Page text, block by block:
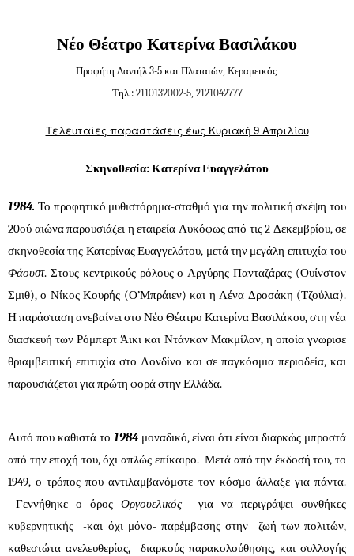
Νέο Θέατρο Κατερίνα Βασιλάκου
Προφήτη Δανιήλ 3-5 και Πλαταιών, Κεραμεικός
Τηλ.: 2110132002-5, 2121042777
Τελευταίες παραστάσεις έως Κυριακή 9 Απριλίου
Σκηνοθεσία: Κατερίνα Ευαγγελάτου
1984. Το προφητικό μυθιστόρημα-σταθμό για την πολιτική σκέψη του
20ού αιώνα παρουσιάζει η εταιρεία Λυκόφως από τις 2 Δεκεμβρίου, σε
σκηνοθεσία της Κατερίνας Ευαγγελάτου, μετά την μεγάλη επιτυχία του
Φάουστ. Στους κεντρικούς ρόλους ο Αργύρης Πανταζάρας (Ουίνστον
Σμιθ), ο Νίκος Κουρής (Ο’Μπράιεν) και η Λένα Δροσάκη (Τζούλια).
Η παράσταση ανεβαίνει στο Νέο Θέατρο Κατερίνα Βασιλάκου, στη νέα
διασκευή των Ρόμπερτ Άικι και Ντάνκαν Μακμίλαν, η οποία γνωρισε
θριαμβευτική επιτυχία στο Λονδίνο και σε παγκόσμια περιοδεία, και
παρουσιάζεται για πρώτη φορά στην Ελλάδα.
Αυτό που καθιστά το1984μοναδικό, είναι ότι είναι διαρκώς μπροστά
από την εποχή του, όχι απλώς επίκαιρο. Μετά από την έκδοσή του, το
1949, ο τρόπος που αντιλαμβανόμστε τον κόσμο άλλαξε για πάντα.
Γεννήθηκε ο όροςΟργουελικός για να περιγράψει συνθήκες
κυβερνητικής -και όχι μόνο- παρέμβασης στην ζωή των πολιτών,
καθεστώτα ανελευθερίας, διαρκούς παρακολούθησης, και συλλογής